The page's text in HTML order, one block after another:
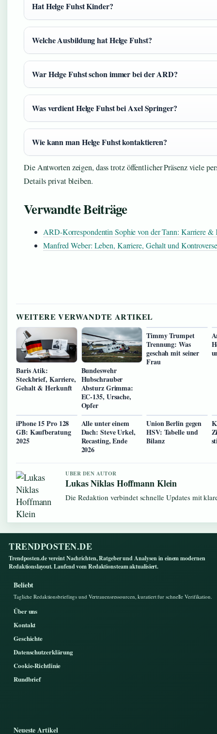
Hat Helge Fuhst Kinder?
Welche Ausbildung hat Helge Fuhst?
War Helge Fuhst schon immer bei der ARD?
Was verdient Helge Fuhst bei Axel Springer?
Wie kann man Helge Fuhst kontaktieren?
Die Antworten zeigen, dass trotz öffentlicher Präsenz viele
Details privat bleiben.
Verwandte Beiträge
ARD-Korrespondentin Sophie von der Tann: Karriere &
Manfred Weber: Leben, Karriere, Gehalt und
WEITERE VERWANDTE ARTIKEL
Baris Atik:
Steckbrief, Karriere,
Gehalt & Herkunft
Bundeswehr
Hubschrauber
Absturz Grimma:
EC-135, Ursache,
Opfer
Timmy Trumpet
Trennung: Was
geschah mit seiner
Frau
iPhone 15 Pro 128
GB: Kaufberatung
2025
Alle unter einem
Dach: Steve Urkel,
Recasting, Ende
2026
Union Berlin gegen
HSV: Tabelle und
Bilanz
UBER DEN AUTOR
Lukas Niklas Hoffmann Klein
Die Redaktion verbindet schnelle Updates mit
TRENDPOSTEN.DE
Trendposten.de vereint Nachrichten, Ratgeber und Analysen in einem modernen
Redaktionslayout. Laufend vom Redaktionsteam aktualisiert.
Beliebt
Tagliche Redaktionsbriefings und Vertrauensressourcen, kuratiert fur schnelle Verifikation.
Über uns
Kontakt
Geschichte
Datenschutzerklärung
Cookie-Richtlinie
Rundbrief
Neueste Artikel